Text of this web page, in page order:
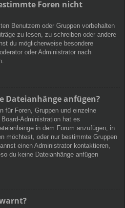
Foren nicht
Benutzern oder Gruppen vorbehalten
zu lesen, zu schreiben oder andere
du möglicherweise besondere
oder Administrator nach
Dateianhänge anfügen?
für Foren, Gruppen und einzelne
Administration hat es
in dem Forum anzufügen, in
möchtest, oder nur bestimmte Gruppen
einen Administrator kontaktieren,
du keine Dateianhänge anfügen